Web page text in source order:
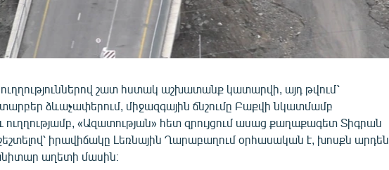
ուղղություններով շատ հստակ աշխատանք կատարվի, այդ թվում՝
ձևաչափերում, միջազգային ճնշումը Բաքվի նկատմամբ
ուղղությամբ, «Ազատության» հետ զրույցում ասաց քաղաքագետ Տիգրան
իրավիճակը Լեռնային Ղարաբաղում օրհասական է, խոսքն արդեն
աղետի մասին։